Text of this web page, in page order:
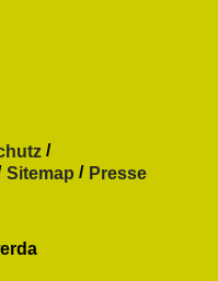
Sitemap Presse